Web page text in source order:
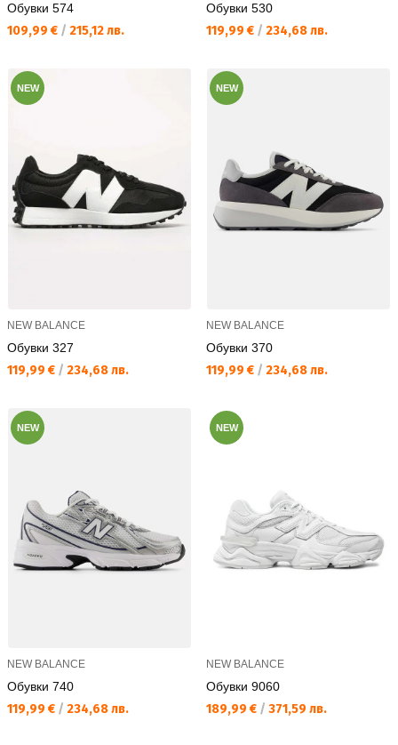
Обувки 574
Текуща цена:
109,99 € / 215,12 лв.
Обувки 530
Текуща цена:
119,99 € / 234,68 лв.
NEW
NEW BALANCE
Обувки 327
Текуща цена:
119,99 € / 234,68 лв.
NEW
NEW BALANCE
Обувки 370
Текуща цена:
119,99 € / 234,68 лв.
NEW
NEW BALANCE
Обувки 740
Текуща цена:
119,99 € / 234,68 лв.
NEW
NEW BALANCE
Обувки 9060
Текуща цена:
189,99 € / 371,59 лв.